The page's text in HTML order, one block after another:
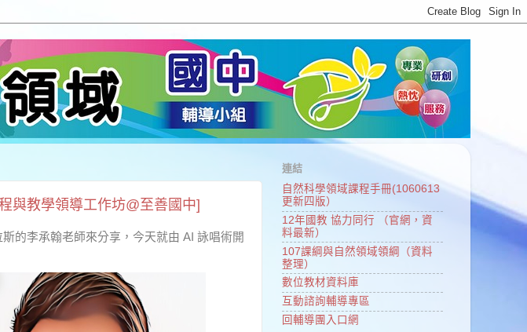
與教學領導工作坊@至善國中]
的李承翰老師來分享，今天就由 AI 詠唱術開
連結
自然科學領域課程手冊(1060613
更新四版）
12年國教 協力同行 （官網，資
料最新）
107課綱與自然領域領綱（資料
整理）
數位教材資料庫
互動諮詢輔導專區
回輔導團入口網